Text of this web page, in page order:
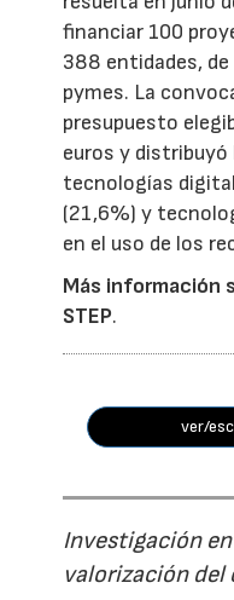
financiar 100
388 entidades, de
pymes. La
presupuesto
euros y
tecnologías
(21,6%) y
en el uso de los
Más información
STEP.
ver/
Investigación
valorización del